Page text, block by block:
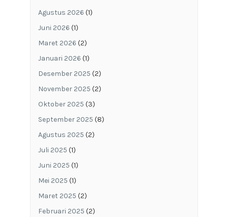
Agustus 2026 (1)
Juni 2026 (1)
Maret 2026 (2)
Januari 2026 (1)
Desember 2025 (2)
November 2025 (2)
Oktober 2025 (3)
September 2025 (8)
Agustus 2025 (2)
Juli 2025 (1)
Juni 2025 (1)
Mei 2025 (1)
Maret 2025 (2)
Februari 2025 (2)